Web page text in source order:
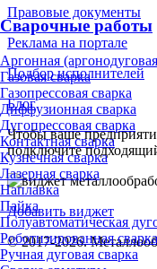
Сварочные работы
Аргонная
Газовая сварка
Газопрессовая сварка
Диффузионная сварка
Дугопрессовая сварка
Контактная сварка
Кузнечная сварка
Лазерная сварка
Наплавка
Пайка
Полуавтоматическая
Роботизированная сварка
Ручная дуговая сварка
Правовые документы
Реклама на портале
Подбор исполнителей
Блог
Чтобы ваше
подключите
Добавить виджет
© 2017-2026.